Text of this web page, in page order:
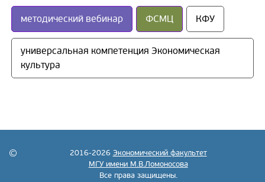
методический вебинар ФСМЦ КФУ
универсальная компетенция Экономическая
культура
2016-2026 Экономический факультет
МГУ имени М.В.Ломоносова
Все права защищены.